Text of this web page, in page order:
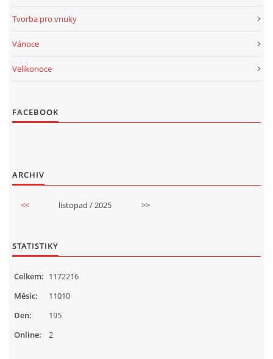
Tvorba pro vnuky
Vánoce
Velikonoce
FACEBOOK
ARCHIV
<< listopad / 2025 >>
STATISTIKY
Online: 2
Celkem: 1172216
Měsíc:
11010
Den:
195